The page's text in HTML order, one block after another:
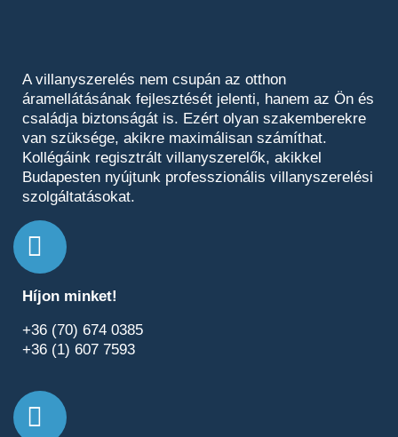
A villanyszerelés nem csupán az otthon
áramellátásának fejlesztését jelenti, hanem az Ön és
családja biztonságát is. Ezért olyan szakemberekre
van szüksége, akikre maximálisan számíthat.
Kollégáink regisztrált villanyszerelők, akikkel
Budapesten nyújtunk professzionális villanyszerelési
szolgáltatásokat.
Híjon minket!
+36 (70) 674 0385
+36 (1) 607 7593